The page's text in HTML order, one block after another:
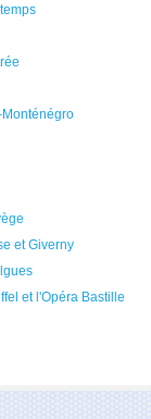
et Giverny
et l'Opéra Bastille